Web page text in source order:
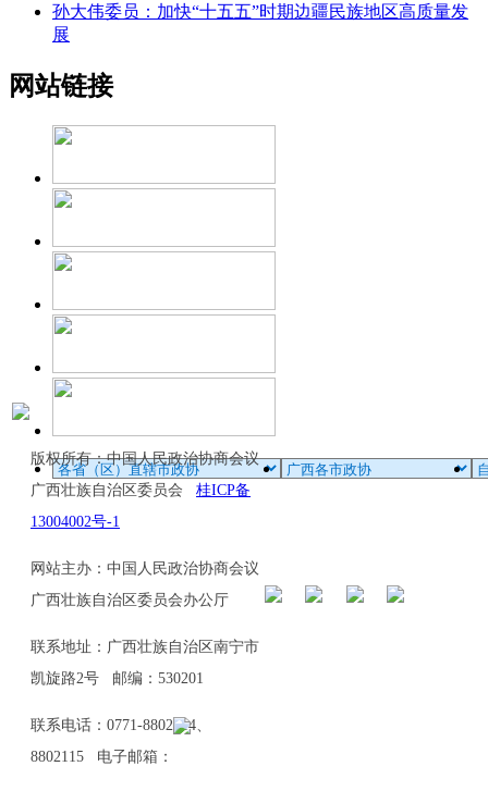
孙大伟委员：加快“十五五”时期边疆民族地区高质量发
展
网站链接
版权所有：中国人民政治协商会议
广西壮族自治区委员会 桂ICP备
13004002号-1
网站主办：中国人民政治协商会议
广西壮族自治区委员会办公厅
联系地址：广西壮族自治区南宁市
凯旋路2号 邮编：530201
联系电话：0771-8802114、
8802115 电子邮箱：